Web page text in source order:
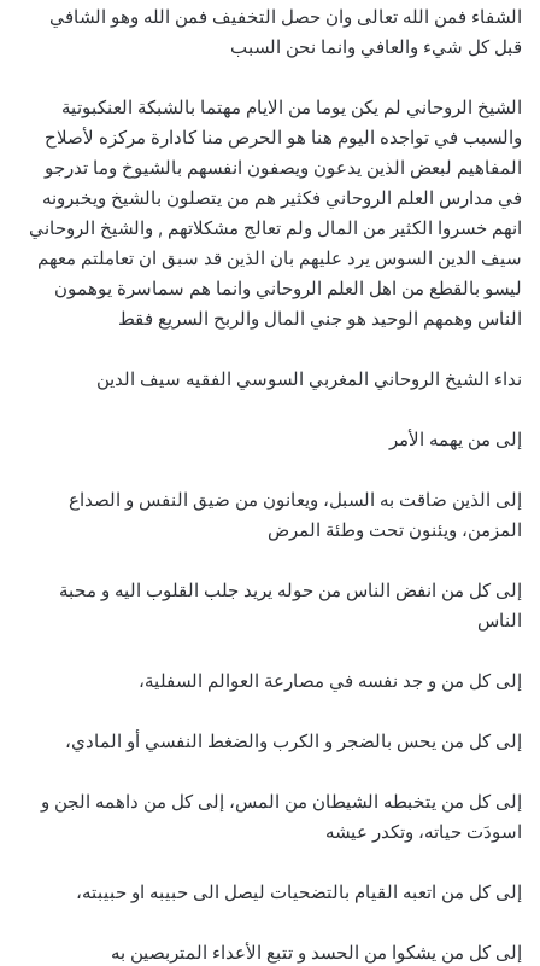
الشفاء فمن الله تعالى وان حصل التخفيف فمن الله وهو الشافي
قبل كل شيء والعافي وانما نحن السبب
الشيخ الروحاني لم يكن يوما من الايام مهتما بالشبكة العنكبوتية
والسبب في تواجده اليوم هنا هو الحرص منا كادارة مركزه لأصلاح
المفاهيم لبعض الذين يدعون ويصفون انفسهم بالشيوخ وما تدرجو
في مدارس العلم الروحاني فكثير هم من يتصلون بالشيخ ويخبرونه
انهم خسروا الكثير من المال ولم تعالج مشكلاتهم , والشيخ الروحاني
سيف الدين السوس يرد عليهم بان الذين قد سبق ان تعاملتم معهم
ليسو بالقطع من اهل العلم الروحاني وانما هم سماسرة يوهمون
الناس وهمهم الوحيد هو جني المال والربح السريع فقط
نداء الشيخ الروحاني المغربي السوسي الفقيه سيف الدين
إلى من يهمه الأمر
إلى الذين ضاقت به السبل، ويعانون من ضيق النفس و الصداع
المزمن، ويئنون تحت وطئة المرض
إلى كل من انفض الناس من حوله يريد جلب القلوب اليه و محبة
الناس
إلى كل من و جد نفسه في مصارعة العوالم السفلية،
إلى كل من يحس بالضجر و الكرب والضغط النفسي أو المادي،
إلى كل من يتخبطه الشيطان من المس، إلى كل من داهمه الجن و
اسودَت حياته، وتكدر عيشه
إلى كل من اتعبه القيام بالتضحيات ليصل الى حبيبه او حبيبته،
إلى كل من يشكوا من الحسد و تتبع الأعداء المتربصين به